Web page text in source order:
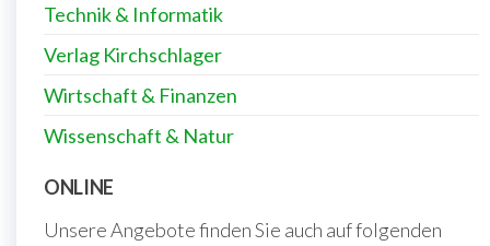
Technik & Informatik
Verlag Kirchschlager
Wirtschaft & Finanzen
Wissenschaft & Natur
ONLINE
Unsere Angebote finden Sie auch auf folgenden